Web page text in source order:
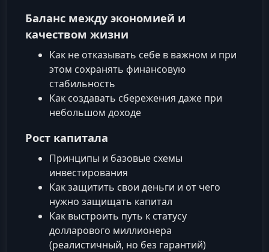
Баланс между экономией и
качеством жизни
Как не отказывать себе в важном и при
этом сохранять финансовую
стабильность
Как создавать сбережения даже при
небольшом доходе
Рост капитала
Принципы и базовые схемы
инвестирования
Как защитить свои деньги и от чего
нужно защищать капитал
Как выстроить путь к статусу
долларового миллионера
(реалистичный, но без гарантий)